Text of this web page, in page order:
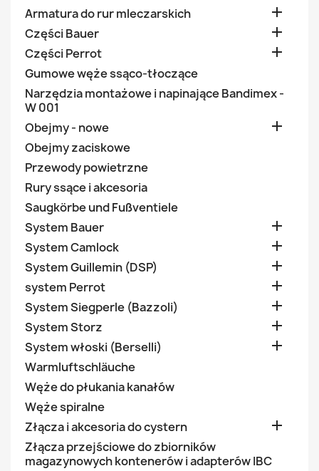
Armatura do rur mleczarskich 
Części Bauer 
Części Perrot 
Gumowe węże ssąco-tłoczące
Narzędzia montażowe i napinające Bandimex -
W 001
Obejmy - nowe

Obejmy zaciskowe
Przewody powietrzne
Rury ssące i akcesoria
Saugkörbe und Fußventiele
System Bauer

System Camlock 
System Guillemin (DSP) 
system Perrot 
System Siegperle (Bazzoli) 
System Storz 
System włoski (Berselli) 
Warmluftschläuche
Węże do płukania kanałów
Węże spiralne
Złącza i akcesoria do cystern

Złącza przejściowe do zbiorników
magazynowych kontenerów i adapterów IBC